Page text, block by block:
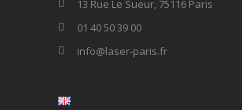
13 Rue Le Sueur, 75116 Paris
01 40 50 39 00
info@laser-paris.fr